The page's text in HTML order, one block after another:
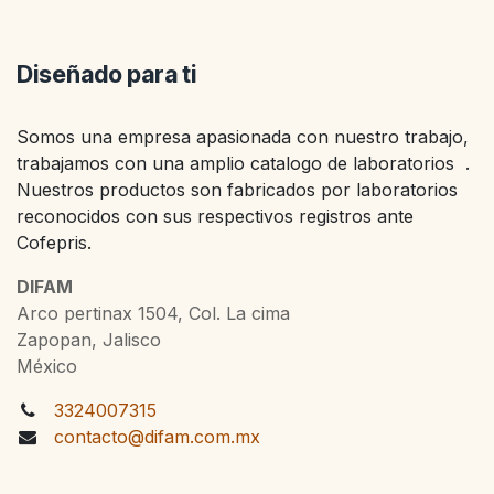
Diseñado para ti
Somos una empresa apasionada con nuestro trabajo,
trabajamos con una amplio catalogo de laboratorios .
Nuestros productos son fabricados por laboratorios
reconocidos con sus respectivos registros ante
Cofepris.
DIFAM
Arco pertinax 1504, Col. La cima
Zapopan, Jalisco
México
3324007315
contacto@difam.com.mx